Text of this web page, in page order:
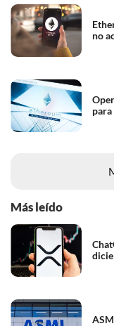
no
para
Más leído